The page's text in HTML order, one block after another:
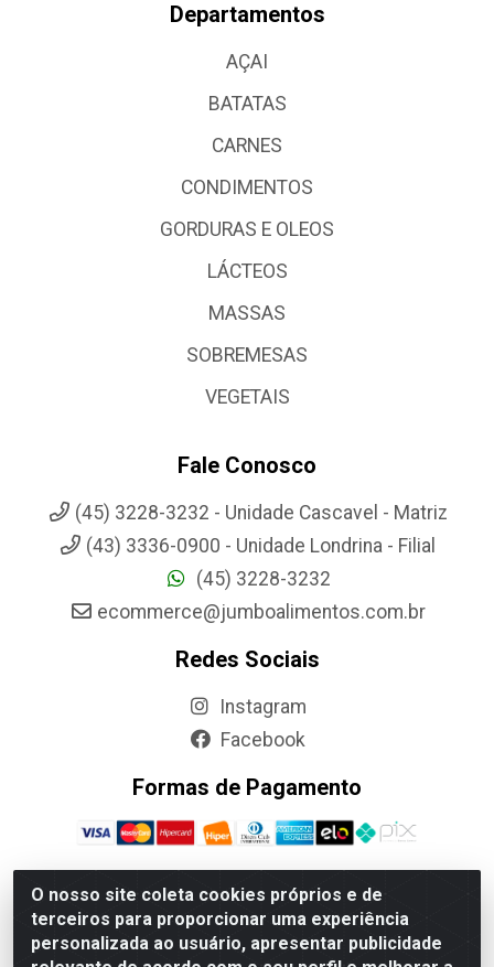
O nosso site coleta cookies próprios e de
terceiros para proporcionar uma experiência
personalizada ao usuário, apresentar publicidade
Departamentos
AÇAI
BATATAS
CARNES
CONDIMENTOS
GORDURAS E OLEOS
LÁCTEOS
MASSAS
SOBREMESAS
VEGETAIS
Fale Conosco
(45) 3228-3232 - Unidade Cascavel - Matriz
(43) 3336-0900 - Unidade Londrina - Filial
(45) 3228-3232
ecommerce@jumboalimentos.com.br
Redes Sociais
Instagram
Facebook
Formas de Pagamento
Jumbo Alimentos Cascavel - Matriz - Rua Itatiba Do Sul, 161 -
Santos Dumont, Cascavel-PR - CEP 85804-700- CNPJ